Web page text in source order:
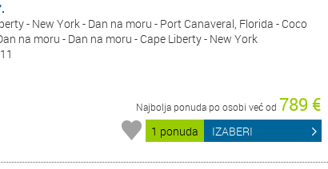
- New York - Dan na moru - Port Canaveral, Florida - Coco
na moru - Dan na moru - Cape Liberty - New York
Najbolja ponuda po osobi već od 789 €
1 ponuda IZABERI